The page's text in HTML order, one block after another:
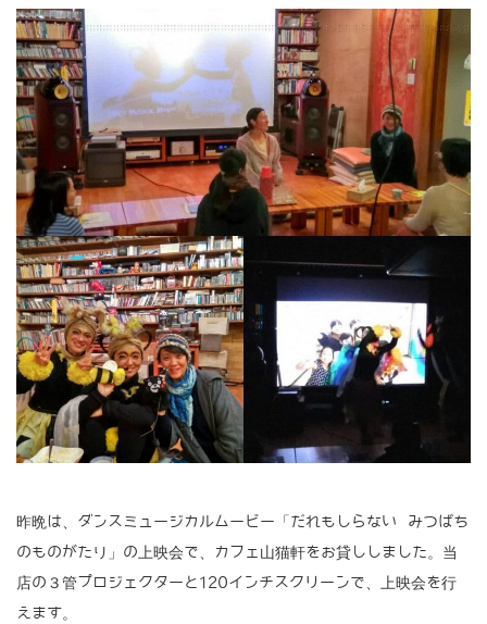
昨晩は、ダンスミュージカルムービー「だれもしらない みつばち
のものがたり」の上映会で、カフェ山猫軒をお貸ししました。当
店の３管プロジェクターと120インチスクリーンで、上映会を行
えます。